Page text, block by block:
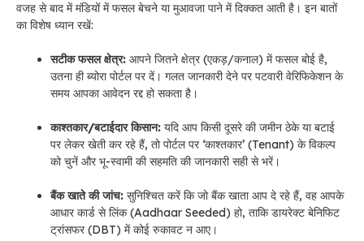
वजह से बाद में मंडियों में फसल बेचने या मुआवजा पाने में दिक्कत आती है। इन बातों
का विशेष ध्यान रखें:
सटीक फसल क्षेत्र: आपने जितने क्षेत्र (एकड़/कनाल) में फसल बोई है,
उतना ही ब्योरा पोर्टल पर दें। गलत जानकारी देने पर पटवारी वेरिफिकेशन के
समय आपका आवेदन रद्द हो सकता है।
काश्तकार/बटाईदार किसान: यदि आप किसी दूसरे की जमीन ठेके या बटाई
पर लेकर खेती कर रहे हैं, तो पोर्टल पर ‘काश्तकार’ (Tenant) के विकल्प
को चुनें और भू-स्वामी की सहमति की जानकारी सही से भरें।
बैंक खाते की जांच: सुनिश्चित करें कि जो बैंक खाता आप दे रहे हैं, वह आपके
आधार कार्ड से लिंक (Aadhaar Seeded) हो, ताकि डायरेक्ट बेनिफिट
ट्रांसफर (DBT) में कोई रुकावट न आए।